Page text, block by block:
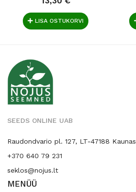
LISA OSTUKORVI
SEEDS ONLINE UAB
Raudondvario pl. 127, LT-47188 Kaunas
+370 640 79 231
seklos@nojus.lt
MENÜÜ